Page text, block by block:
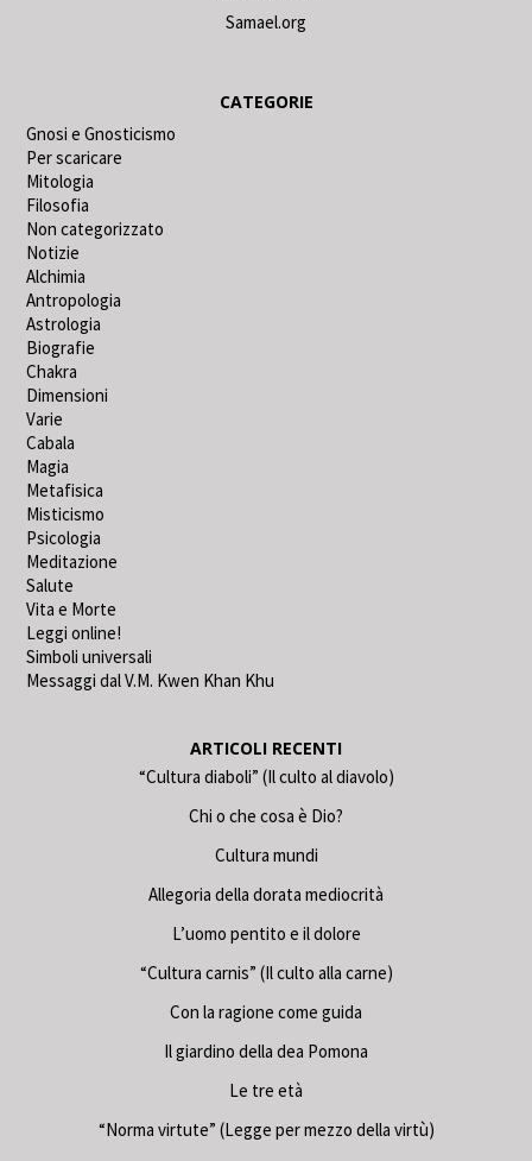
Samael.org
CATEGORIE
Gnosi e Gnosticismo
Per scaricare
Mitologia
Filosofia
Non categorizzato
Notizie
Alchimia
Antropologia
Astrologia
Biografie
Chakra
Dimensioni
Varie
Cabala
Magia
Metafisica
Misticismo
Psicologia
Meditazione
Salute
Vita e Morte
Leggi online!
Simboli universali
Messaggi dal V.M. Kwen Khan Khu
ARTICOLI RECENTI
“Cultura diaboli” (Il culto al diavolo)
Chi o che cosa è Dio?
Cultura mundi
Allegoria della dorata mediocrità
L’uomo pentito e il dolore
“Cultura carnis” (Il culto alla carne)
Con la ragione come guida
Il giardino della dea Pomona
Le tre età
“Norma virtute” (Legge per mezzo della virtù)